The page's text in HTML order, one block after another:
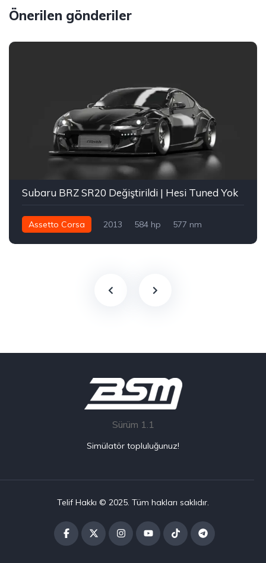
Önerilen gönderiler
Subaru BRZ SR20 Değiştirildi | Hesi Tuned Yok
Assetto Corsa 2013 584 hp
577 nm
Sürüm 1.1
Simülatör topluluğunuz!
Telif Hakkı © 2025. Tüm hakları saklıdır.